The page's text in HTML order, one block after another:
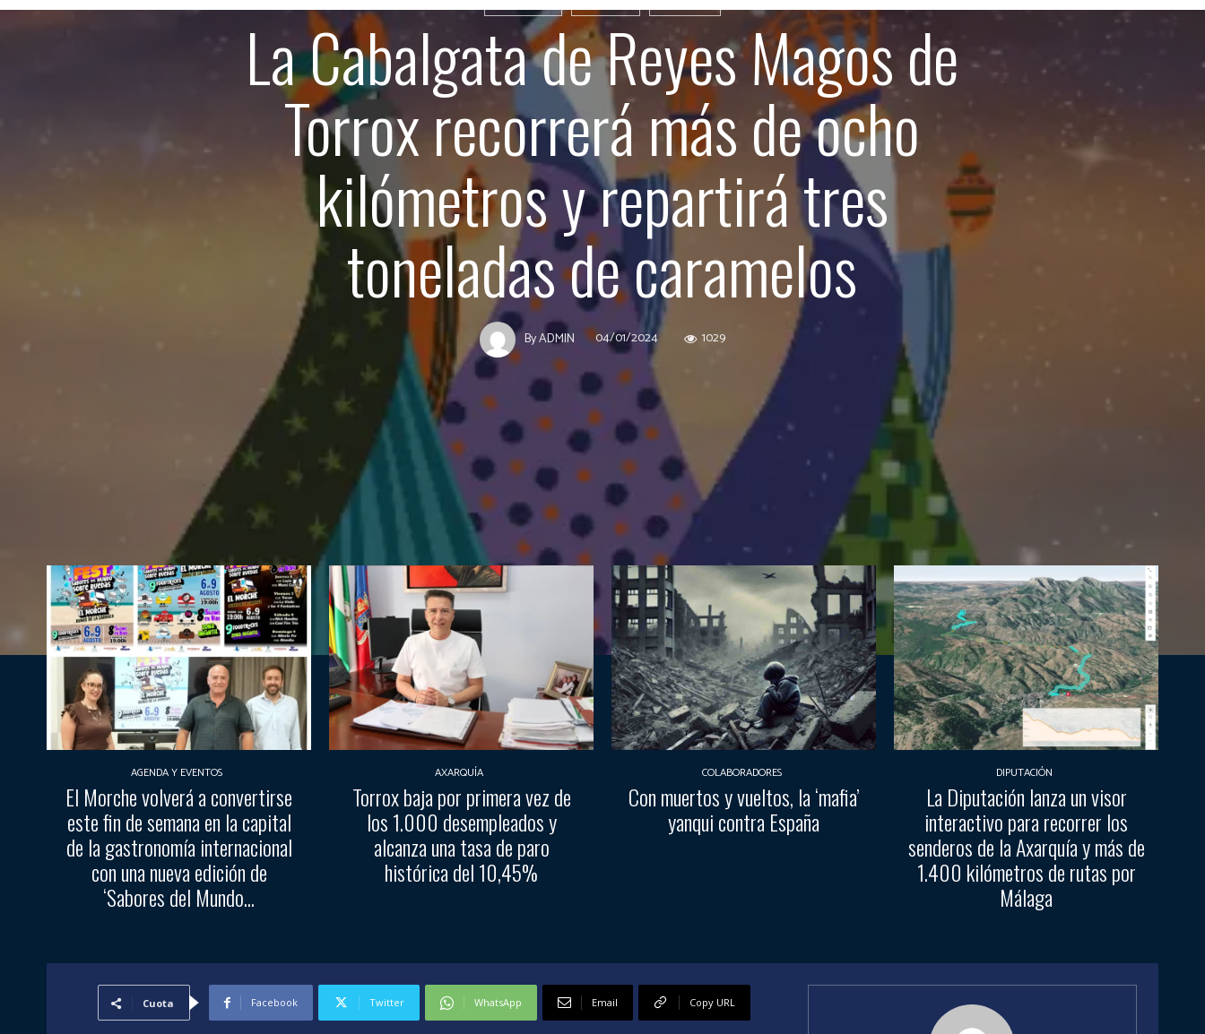
La Cabalgata de Reyes Magos de
Torrox recorrerá más de ocho
kilómetros y repartirá tres
toneladas de caramelos
ByADMIN 04/01/2024 1029
AGENDA Y EVENTOS
El Morche volverá a convertirse
este fin de semana en la capital
de la gastronomía internacional
con una nueva edición de
‘Sabores del Mundo...
AXARQUÍA
Torrox baja por primera vez de
los 1.000 desempleados y
alcanza una tasa de paro
histórica del 10,45%
COLABORADORES
Con muertos y vueltos, la ‘mafia’
yanqui contra España
DIPUTACIÓN
La Diputación lanza un visor
interactivo para recorrer los
senderos de la Axarquía y más de
1.400 kilómetros de rutas por
Málaga
Cuota Facebook Twitter WhatsApp Email Copy URL